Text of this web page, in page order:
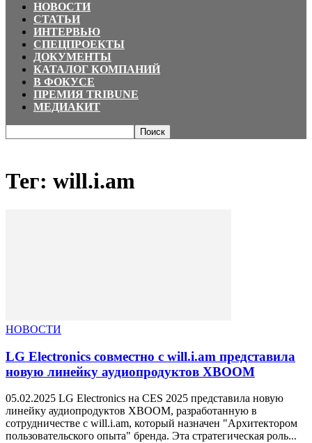
НОВОСТИ
СТАТЬИ
ИНТЕРВЬЮ
СПЕЦПРОЕКТЫ
ДОКУМЕНТЫ
КАТАЛОГ КОМПАНИЙ
В ФОКУСЕ
ПРЕМИЯ TRIBUNE
МЕДИАКИТ
Тег: will.i.am
НОВОСТИ
LG Electronics совместно с will.i.am представила
новую линейку аудиопродуктов XBOOM
05.02.2025 LG Electronics на CES 2025 представила новую
линейку аудиопродуктов XBOOM, разработанную в
сотрудничестве с will.i.am, который назначен "Архитектором
пользовательского опыта" бренда. Эта стратегическая роль...